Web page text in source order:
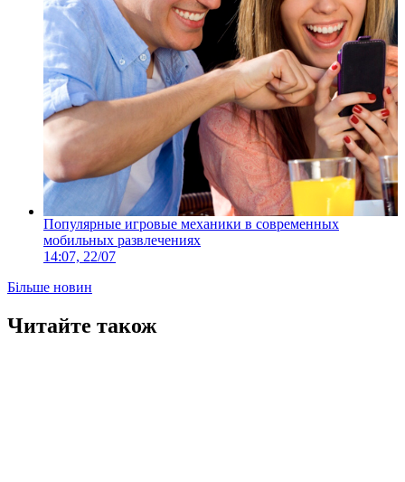
Популярные игровые механики в современных
мобильных развлечениях
14:07, 22/07
Більше новин
Читайте також